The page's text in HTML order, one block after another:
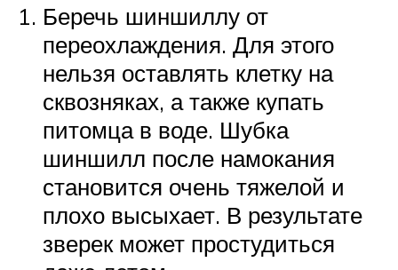
Беречь шиншиллу от
переохлаждения. Для этого
нельзя оставлять клетку на
сквозняках, а также купать
питомца в воде. Шубка
шиншилл после намокания
становится очень тяжелой и
плохо высыхает. В результате
зверек может простудиться